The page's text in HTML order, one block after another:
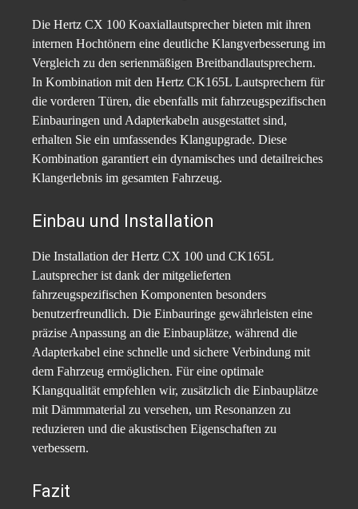
Die Hertz CX 100 Koaxiallautsprecher bieten mit ihren
internen Hochtönern eine deutliche Klangverbesserung im
Vergleich zu den serienmäßigen Breitbandlautsprechern.
In Kombination mit den Hertz CK165L Lautsprechern für
die vorderen Türen, die ebenfalls mit fahrzeugspezifischen
Einbauringen und Adapterkabeln ausgestattet sind,
erhalten Sie ein umfassendes Klangupgrade. Diese
Kombination garantiert ein dynamisches und detailreiches
Klangerlebnis im gesamten Fahrzeug.
Einbau und Installation
Die Installation der Hertz CX 100 und CK165L
Lautsprecher ist dank der mitgelieferten
fahrzeugspezifischen Komponenten besonders
benutzerfreundlich. Die Einbauringe gewährleisten eine
präzise Anpassung an die Einbauplätze, während die
Adapterkabel eine schnelle und sichere Verbindung mit
dem Fahrzeug ermöglichen. Für eine optimale
Klangqualität empfehlen wir, zusätzlich die Einbauplätze
mit Dämmmaterial zu versehen, um Resonanzen zu
reduzieren und die akustischen Eigenschaften zu
verbessern.
Fazit